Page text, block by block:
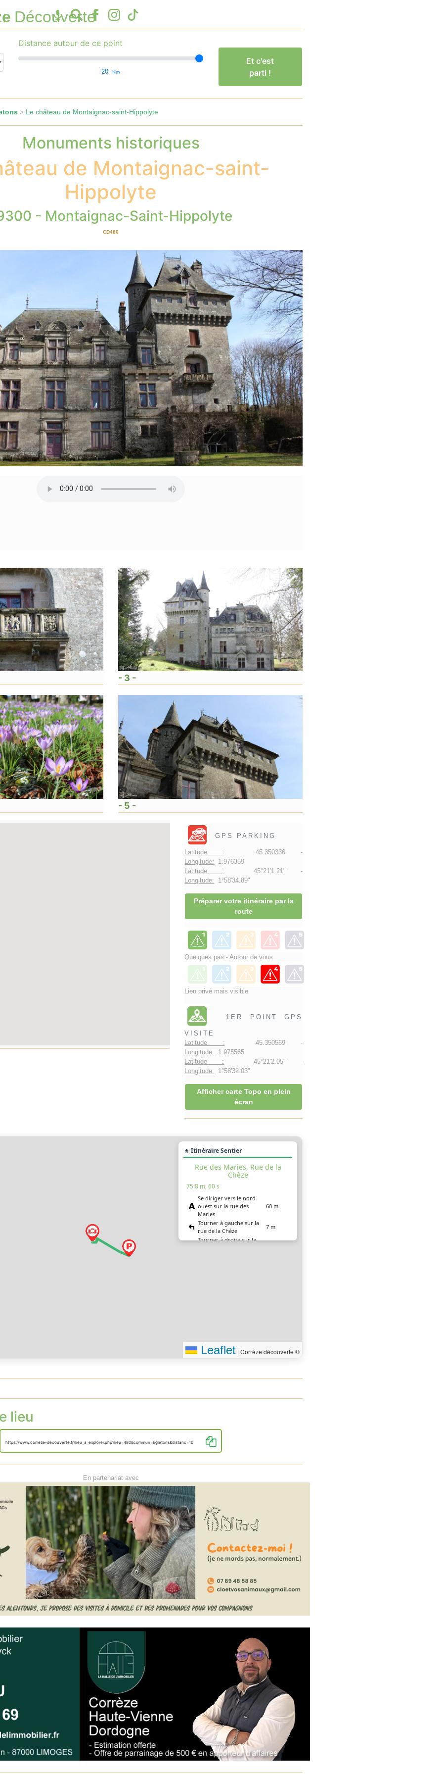
Découverte
Distance autour de ce point
20 Km
Et c'est
parti !
> Le château de Montaignac-saint-Hippolyte
Monuments historiques
de Montaignac-saint-
Hippolyte
- Montaignac-Saint-Hippolyte
CD480
- 3 -
- 5 -
GPS PARKING
Latitude : 45.350336 -
Longitude: 1.976359
Latitude : 45°21'1.21" -
Longitude: 1°58'34.89"
Préparer votre itinéraire par la
route
Quelques pas - Autour de vous
Lieu privé mais visible
1ER POINT GPS
VISITE
Latitude : 45.350569 -
Longitude: 1.975565
Latitude : 45°21'2.05" -
Longitude: 1°58'32.03"
Afficher carte Topo en plein
écran
🚶 Itinéraire Sentier
Rue des Maries, Rue de la
Chèze
75.8 m, 60 s
Se diriger vers le nord-
ouest sur la rue des
Maries
60 m
Tourner à gauche sur la
rue de la Chèze
7 m
Tourner à droite sur la
Leaflet | Corrèze découverte ©
lieu
https://www.correze-decouverte.fr/lieu_a_explorer.php?lieu=480&commun=Égletons&distanc=10
En partenariat avec